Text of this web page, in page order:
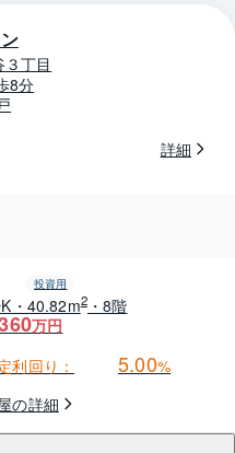
丁目
8分
詳細
投資用
・40.82m2・8階
万円
利回り：
5.00%
の詳細